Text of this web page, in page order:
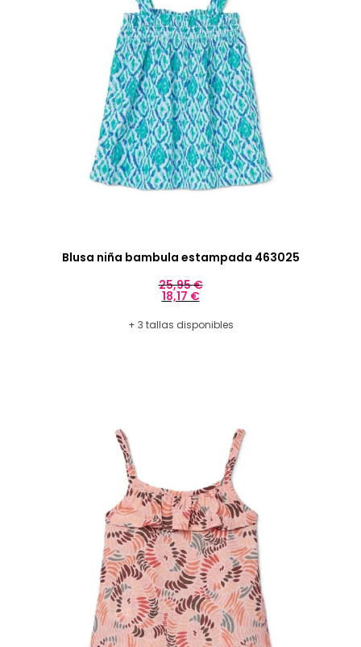
Blusa niña bambula estampada 463025
25,95€
18,17 €
+ 3 tallas disponibles